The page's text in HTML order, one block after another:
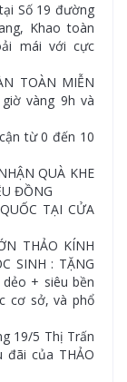
Số 19 đường
Khao toàn
mái với cực
TOÀN MIỄN
vàng 9h và
từ 0 đến 10
QUÀ KHE
ĐỒNG
TẠI CỬA
THẢO KÍNH
SINH : TẶNG
+ siêu bền
cơ sở, và phổ
19/5 Thị Trấn
đãi của THẢO